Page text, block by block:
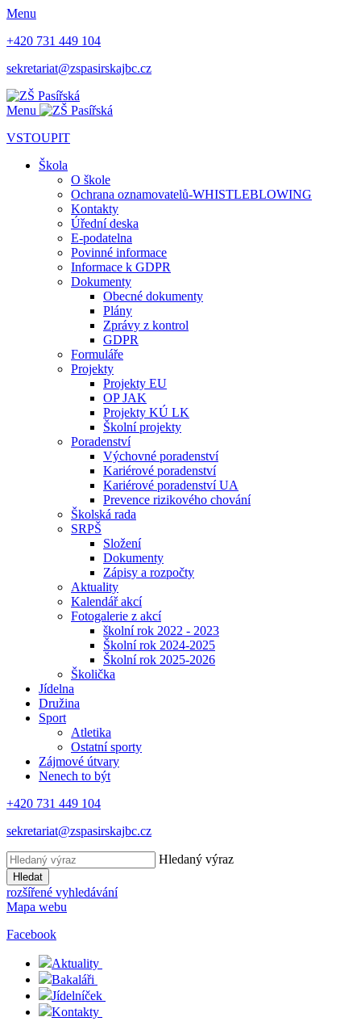
Menu
+420 731 449 104
sekretariat@zspasirskajbc.cz
Menu
VSTOUPIT
Škola
O škole
Ochrana oznamovatelů-WHISTLEBLOWING
Kontakty
Úřední deska
E-podatelna
Povinné informace
Informace k GDPR
Dokumenty
Obecné dokumenty
Plány
Zprávy z kontrol
GDPR
Formuláře
Projekty
Projekty EU
OP JAK
Projekty KÚ LK
Školní projekty
Poradenství
Výchovné poradenství
Kariérové poradenství
Kariérové poradenství UA
Prevence rizikového chování
Školská rada
SRPŠ
Složení
Dokumenty
Zápisy a rozpočty
Aktuality
Kalendář akcí
Fotogalerie z akcí
školní rok 2022 - 2023
Školní rok 2024-2025
Školní rok 2025-2026
Školička
Jídelna
Družina
Sport
Atletika
Ostatní sporty
Zájmové útvary
Nenech to být
+420 731 449 104
sekretariat@zspasirskajbc.cz
Hledaný výraz
Hledat
rozšířené vyhledávání
Mapa webu
Facebook
Aktuality
Bakaláři
Jídelníček
Kontakty